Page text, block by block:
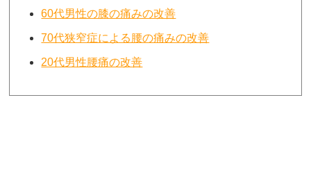
60代男性の膝の痛みの改善
70代狭窄症による腰の痛みの改善
20代男性腰痛の改善